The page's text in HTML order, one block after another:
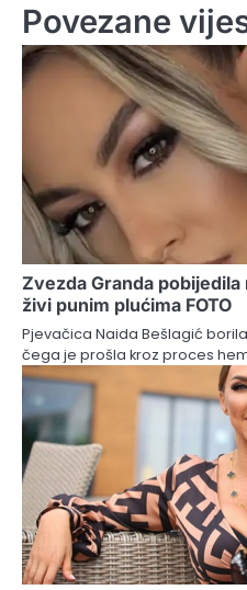
Povezane
Zvezda Granda
živi punim plućima FOTO
Pjevačica Naida Bešlagić
čega je prošla kroz proces